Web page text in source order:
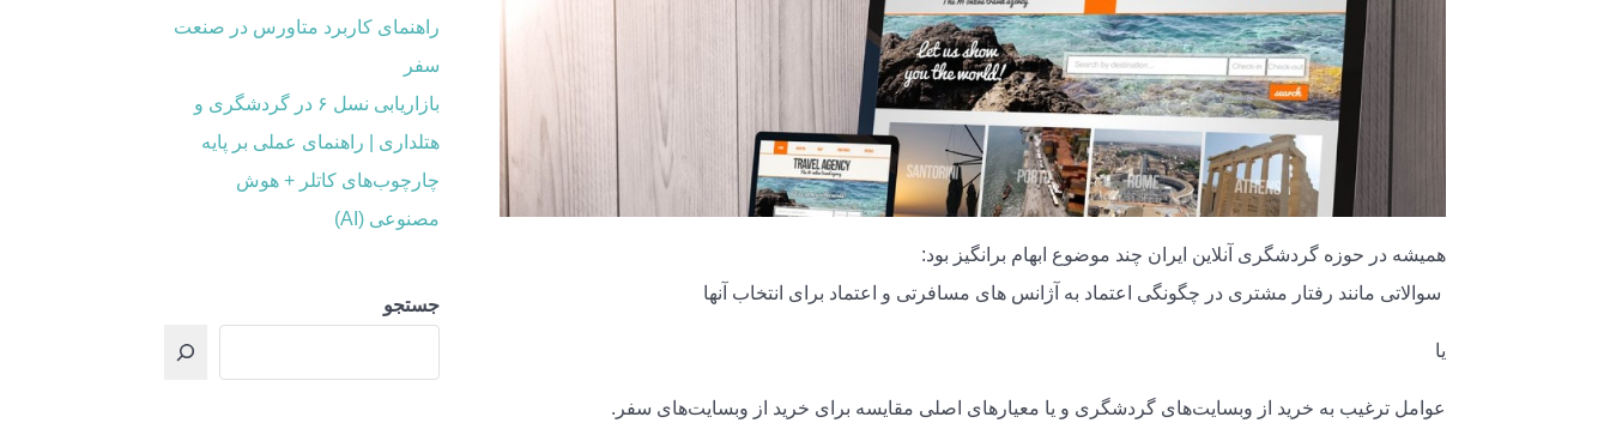
همیشه در حوزه گردشگری آنلاین ایران چند موضوع ابهام برانگیز بود:
سوالاتی مانند رفتار مشتری در چگونگی اعتماد به آژانس های مسافرتی و اعتماد برای انتخاب آنها
یا
عوامل ترغیب به خرید از وبسایت‌های گردشگری و یا معیارهای اصلی مقایسه برای خرید از وبسایت‌های سفر.
راهنمای کاربرد متاورس در صنعت
سفر
بازاریابی نسل ۶ در گردشگری و
هتلداری | راهنمای عملی بر پایه
چارچوب‌های کاتلر + هوش
مصنوعی (AI)
جستجو